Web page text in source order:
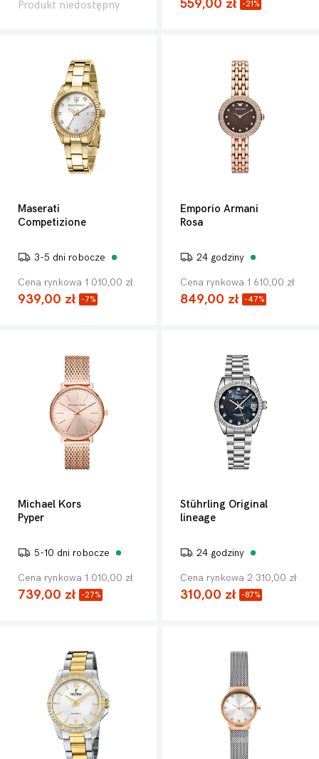
Produkt niedostępny 559,00 zł -21%
Maserati
Competizione
3-5 dni robocze
Cena rynkowa 1 010,00 zł
939,00 zł -7%
Emporio Armani
Rosa
24 godziny
Cena rynkowa 1 610,00 zł
849,00 zł -47%
Michael Kors
Pyper
5-10 dni robocze
Cena rynkowa 1 010,00 zł
739,00 zł -27%
Stührling Original
lineage
24 godziny
Cena rynkowa 2 310,00 zł
310,00 zł -87%